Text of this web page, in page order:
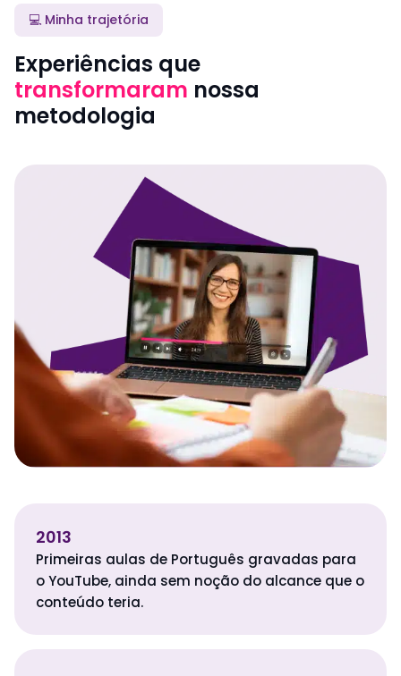
💻 Minha trajetória
Experiências que
transformaram nossa
metodologia
2013
Primeiras aulas de Português gravadas para
o YouTube, ainda sem noção do alcance que o
conteúdo teria.